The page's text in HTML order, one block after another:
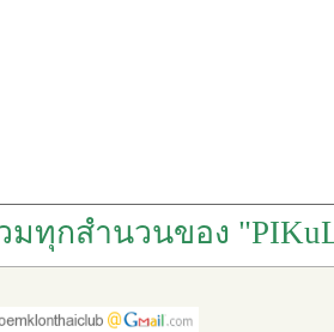
มทุกสำนวนของ